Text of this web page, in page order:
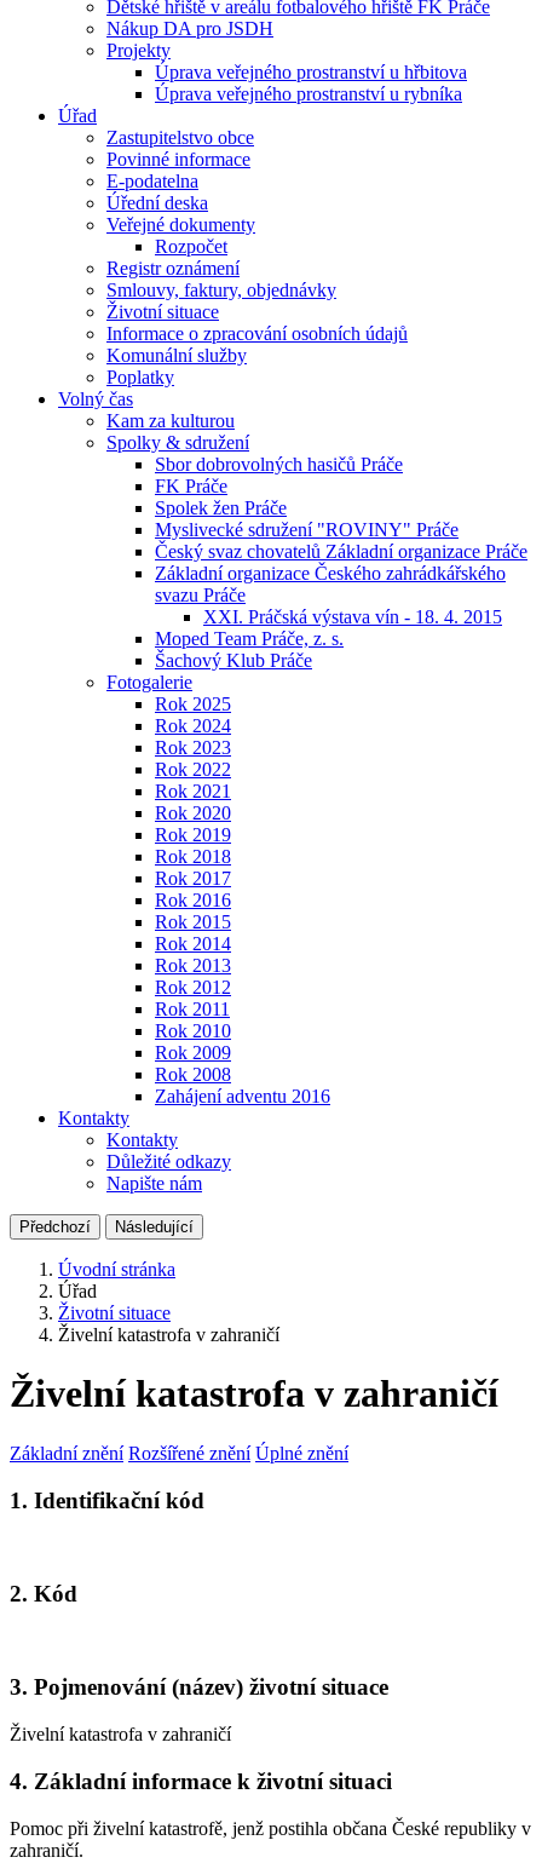
Dětské hřiště v areálu fotbalového hřiště FK Práče
Nákup DA pro JSDH
Projekty
Úprava veřejného prostranství u hřbitova
Úprava veřejného prostranství u rybníka
Úřad
Zastupitelstvo obce
Povinné informace
E-podatelna
Úřední deska
Veřejné dokumenty
Rozpočet
Registr oznámení
Smlouvy, faktury, objednávky
Životní situace
Informace o zpracování osobních údajů
Komunální služby
Poplatky
Volný čas
Kam za kulturou
Spolky & sdružení
Sbor dobrovolných hasičů Práče
FK Práče
Spolek žen Práče
Myslivecké sdružení "ROVINY" Práče
Český svaz chovatelů Základní organizace Práče
Základní organizace Českého zahrádkářského
svazu Práče
XXI. Práčská výstava vín - 18. 4. 2015
Moped Team Práče, z. s.
Šachový Klub Práče
Fotogalerie
Rok 2025
Rok 2024
Rok 2023
Rok 2022
Rok 2021
Rok 2020
Rok 2019
Rok 2018
Rok 2017
Rok 2016
Rok 2015
Rok 2014
Rok 2013
Rok 2012
Rok 2011
Rok 2010
Rok 2009
Rok 2008
Zahájení adventu 2016
Kontakty
Kontakty
Důležité odkazy
Napište nám
Předchozí Následující
Úvodní stránka
Úřad
Životní situace
Živelní katastrofa v zahraničí
Živelní katastrofa v zahraničí
Základní znění Rozšířené znění Úplné znění
1. Identifikační kód
2. Kód
3. Pojmenování (název) životní situace
Živelní katastrofa v zahraničí
4. Základní informace k životní situaci
Pomoc při živelní katastrofě, jenž postihla občana České republiky v
zahraničí.